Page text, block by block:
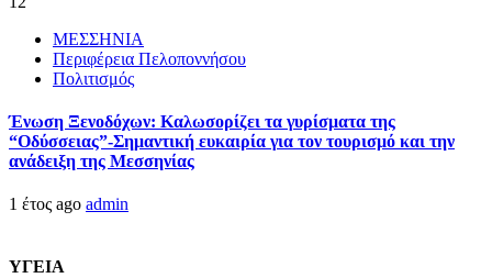
ΜΕΣΣΗΝΙΑ
Περιφέρεια Πελοποννήσου
Πολιτισμός
Ένωση Ξενοδόχων: Καλωσορίζει τα γυρίσματα της
“Οδύσσειας”-Σημαντική ευκαιρία για τον τουρισμό και την
ανάδειξη της Μεσσηνίας
1 έτος ago admin
ΥΓΕΙΑ